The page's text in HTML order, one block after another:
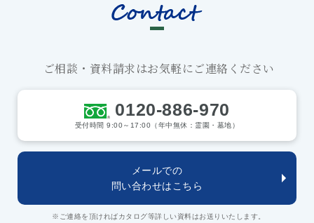
ご相談・資料請求はお気軽にご連絡ください
0120-886-970
受付時間 9:00～17:00（年中無休：霊園・墓地）
メールでの
問い合わせはこちら
※ご連絡を頂ければカタログ等詳しい資料はお送りいたします。